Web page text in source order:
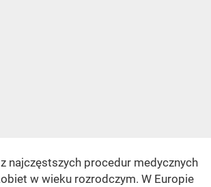
najczęstszych procedur medycznych
w wieku rozrodczym. W Europie